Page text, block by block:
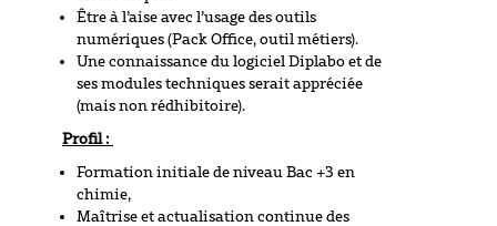
Être à l’aise avec l’usage des outils
numériques (Pack Office, outil métiers).
Une connaissance du logiciel Diplabo et de
ses modules techniques serait appréciée
(mais non rédhibitoire).
Profil :
Formation initiale de niveau Bac +3 en
chimie,
Maîtrise et actualisation continue des